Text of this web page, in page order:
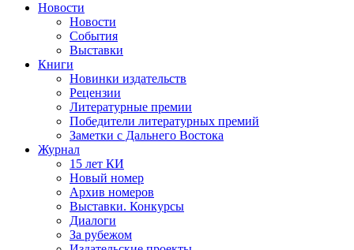
Новости
Новости
События
Выставки
Книги
Новинки издательств
Рецензии
Литературные премии
Победители литературных премий
Заметки с Дальнего Востока
Журнал
15 лет КИ
Новый номер
Архив номеров
Выставки. Конкурсы
Диалоги
За рубежом